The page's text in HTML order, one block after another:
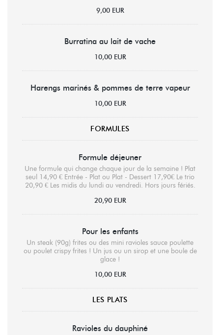
9,00 EUR
Burratina au lait de vache
10,00 EUR
Harengs marinés & pommes de terre vapeur
10,00 EUR
FORMULES
Formule déjeuner
Une formule qui change chaque jour de la semaine ! Plat
seul 14,90 € Entrée - Plat ou Plat - Dessert 17,90€ Le trio
20,90 € Les midis du lundi au vendredi. Hors jours fériés.
20,90 EUR
Pour les enfants
Un steak (90g) frites ou des mini ravioles sauce poulette
ou poulet crispy frites ! Un jus ou un sirop et une boule de
glace !
10,00 EUR
LES PLATS
Ravioles du dauphiné